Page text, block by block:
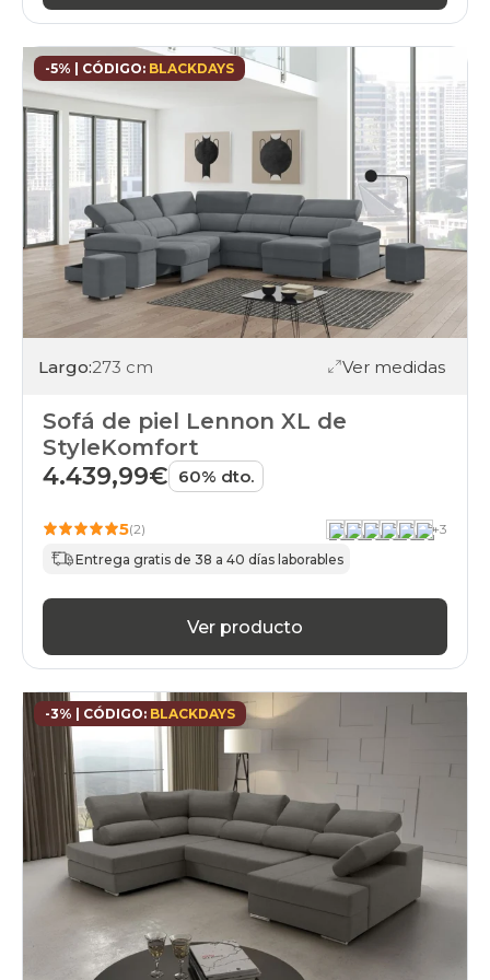
-5% | CÓDIGO: BLACKDAYS
Largo:273 cm Ver medidas
Sofá de piel Lennon XL de
StyleKomfort
4.439,99€ 60% dto.
5(2) +3
Entrega gratis de 38 a 40 días laborables
Ver producto
-3% | CÓDIGO: BLACKDAYS